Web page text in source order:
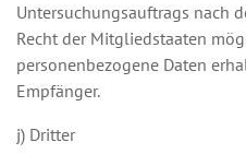
Untersuchungsauftrags nach
Recht der Mitgliedstaaten
personenbezogene Daten
Empfänger.
j) Dritter